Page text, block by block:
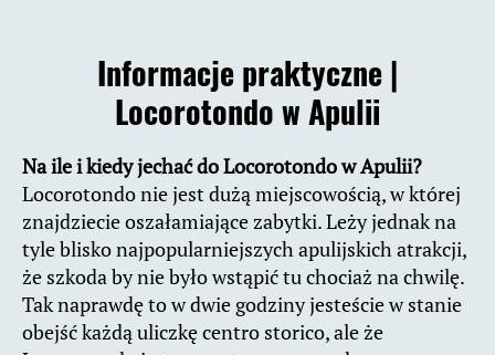
Informacje praktyczne |
Locorotondo w Apulii
Na ile i kiedy jechać do Locorotondo w Apulii?
Locorotondo nie jest dużą miejscowością, w której
znajdziecie oszałamiające zabytki. Leży jednak na
tyle blisko najpopularniejszych apulijskich atrakcji,
że szkoda by nie było wstąpić tu chociaż na chwilę.
Tak naprawdę to w dwie godziny jesteście w stanie
obejść każdą uliczkę centro storico, ale że